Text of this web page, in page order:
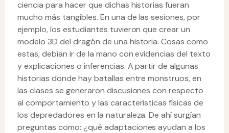
ciencia para hacer que dichas historias fueran
mucho más tangibles. En una de las sesiones, por
ejemplo, los estudiantes tuvieron que crear un
modelo 3D del dragón de una historia. Cosas como
estas, debían ir de la mano con evidencias del texto
y explicaciones o inferencias. A partir de algunas
historias donde hay batallas entre monstruos, en
las clases se generaron discusiones con respecto
al comportamiento y las características físicas de
los depredadores en la naturaleza. De ahí surgían
preguntas como: ¿qué adaptaciones ayudan a los